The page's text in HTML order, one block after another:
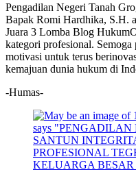
Pengadilan Negeri Tanah
Bapak Romi Hardhika, S.H.
Juara 3 Lomba Blog
kategori profesional.
motivasi untuk terus
kemajuan dunia hukum di
-Humas-